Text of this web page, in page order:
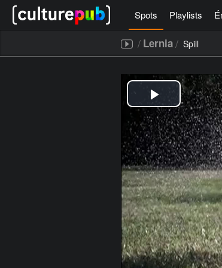
Spots Playlists
/ Lernia/ Spill